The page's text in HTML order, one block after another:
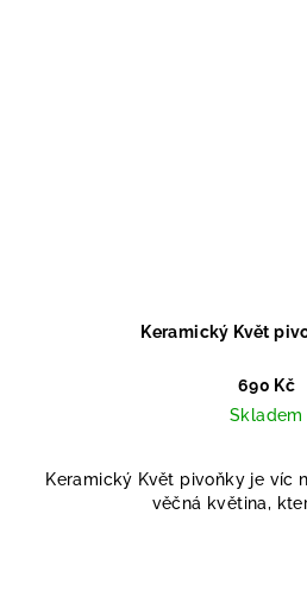
Keramický Květ
690 Kč
Skladem
Keramický Květ pivoňky je víc
věčná květina,